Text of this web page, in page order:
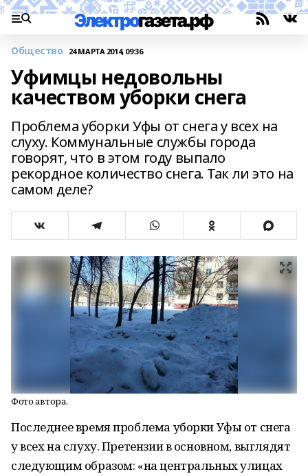
Общество 24 МАРТА 2014, 09:36
Уфимцы недовольны
качеством уборки снега
Проблема уборки Уфы от снега у всех на
слуху. Коммунальные службы города
говорят, что в этом году выпало
рекордное количество снега. Так ли это на
самом деле?
Фото автора.
Последнее время проблема уборки Уфы от снега
у всех на слуху. Претензии в основном, выглядят
следующим образом: «на центральных улицах